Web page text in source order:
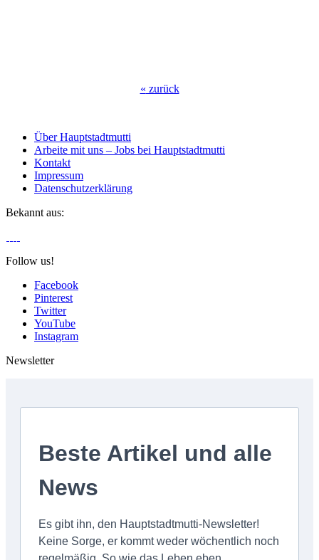
« zurück
Über Hauptstadtmutti
Arbeite mit uns – Jobs bei Hauptstadtmutti
Kontakt
Impressum
Datenschutzerklärung
Bekannt aus:
Follow us!
Facebook
Pinterest
Twitter
YouTube
Instagram
Newsletter